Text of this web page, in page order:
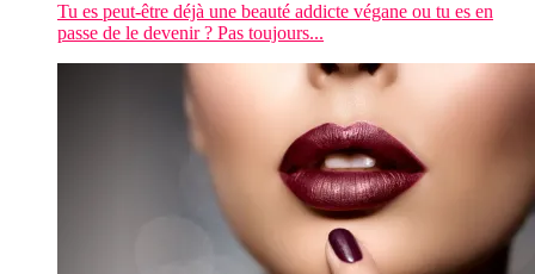
Tu es peut-être déjà une beauté addicte végane ou tu es en
passe de le devenir ? Pas toujours...